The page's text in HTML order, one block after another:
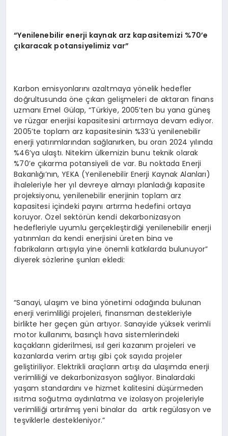
“Yenilenebilir enerji kaynak arz kapasitemizi %70’e
çıkaracak potansiyelimiz var”
Karbon emisyonlarını azaltmaya yönelik hedefler
doğrultusunda öne çıkan gelişmeleri de aktaran finans
uzmanı Emel Gülap, “Türkiye, 2005’ten bu yana güneş
ve rüzgar enerjisi kapasitesini artırmaya devam ediyor.
2005’te toplam arz kapasitesinin %33’ü yenilenebilir
enerji yatırımlarından sağlanırken, bu oran 2024 yılında
%46’ya ulaştı. Nitekim ülkemizin bunu teknik olarak
%70’e çıkarma potansiyeli de var. Bu noktada Enerji
Bakanlığı’nın, YEKA (Yenilenebilir Enerji Kaynak Alanları)
ihaleleriyle her yıl devreye almayı planladığı kapasite
projeksiyonu, yenilenebilir enerjinin toplam arz
kapasitesi içindeki payını artırma hedefini ortaya
koruyor. Özel sektörün kendi dekarbonizasyon
hedefleriyle uyumlu gerçekleştirdiği yenilenebilir enerji
yatırımları da kendi enerjisini üreten bina ve
fabrikaların artışıyla yine önemli katkılarda bulunuyor”
diyerek sözlerine şunları ekledi:
“Sanayi, ulaşım ve bina yönetimi odağında bulunan
enerji verimliliği projeleri, finansman destekleriyle
birlikte her geçen gün artıyor. Sanayide yüksek verimli
motor kullanımı, basınçlı hava sistemlerindeki
kaçakların giderilmesi, ısıl geri kazanım projeleri ve
kazanlarda verim artışı gibi çok sayıda projeler
geliştiriliyor. Elektrikli araçların artışı da ulaşımda enerji
verimliliği ve dekarbonizasyon sağlıyor. Binalardaki
yaşam standardını ve hizmet kalitesini düşürmeden
ısıtma soğutma aydınlatma ve izolasyon projeleriyle
verimliliği artırılmış yeni binalar da artık regülasyon ve
teşviklerle destekleniyor.”